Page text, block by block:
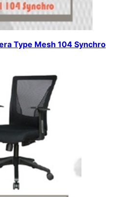
Type Mesh 104 Synchro